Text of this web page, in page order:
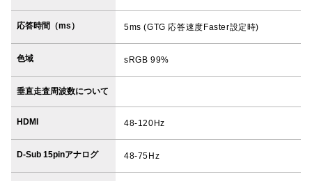
応答時間（ms） 5ms (GTG 応答速度Faster設定時)
色域 sRGB 99%
垂直走査周波数について
HDMI 48-120Hz
D-Sub 15pinアナログ 48-75Hz